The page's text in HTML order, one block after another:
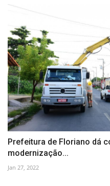
Prefeitura de Floriano dá
modernização...
Jan 27, 2022